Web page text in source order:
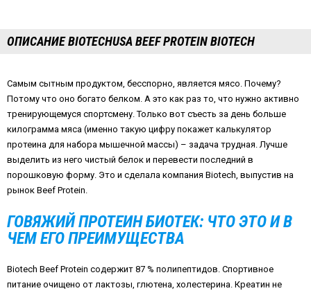
ОПИСАНИЕ BIOTECHUSA BEEF PROTEIN BIOTECH
Самым сытным продуктом, бесспорно, является мясо. Почему?
Потому что оно богато белком. А это как раз то, что нужно активно
тренирующемуся спортсмену. Только вот съесть за день больше
килограмма мяса (именно такую цифру покажет калькулятор
протеина для набора мышечной массы) – задача трудная. Лучше
выделить из него чистый белок и перевести последний в
порошковую форму. Это и сделала компания Biotech , выпустив на
рынок Beef Protein
ГОВЯЖИЙ ПРОТЕИН БИОТЕК: ЧТО ЭТО И В
ЧЕМ ЕГО ПРЕИМУЩЕСТВА
Biotech Beef Protein содержит 87 % полипептидов. Спортивное
питание очищено от лактозы, глютена, холестерина. Креатин не